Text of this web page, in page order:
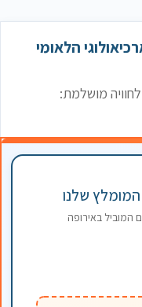
הלאומי
מושלמת:
המוביל באירופה